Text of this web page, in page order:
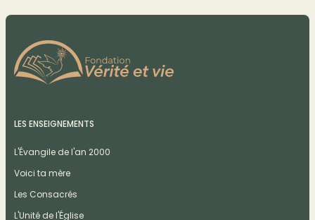
LES ENSEIGNEMENTS
L'Évangile de l'an 2000
Voici ta mère
Les Consacrés
L'Unité de l'Église